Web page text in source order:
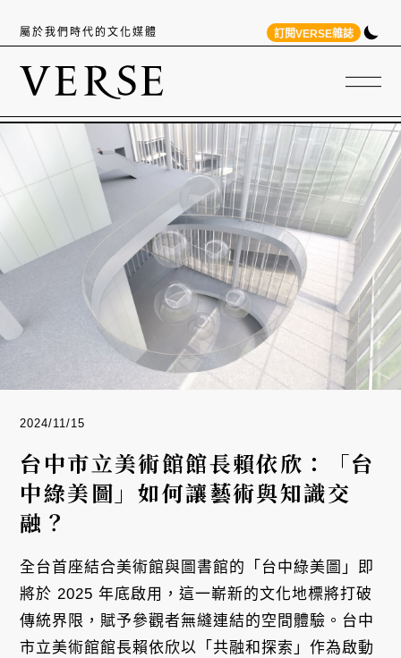
屬於我們時代的文化媒體 訂閱VERSE雜誌
2024/11/15
台中市立美術館館長賴依欣：「台
中綠美圖」如何讓藝術與知識交
融？
全台首座結合美術館與圖書館的「台中綠美圖」即
將於 2025 年底啟用，這一嶄新的文化地標將打破
傳統界限，賦予參觀者無縫連結的空間體驗。台中
市立美術館館長賴依欣以「共融和探索」作為啟動